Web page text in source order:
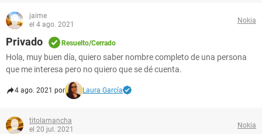
jaime
el 4 ago. 2021
Nokia
Privado Resuelto/Cerrado
Hola, muy buen día, quiero saber nombre completo de una persona
que me interesa pero no quiero que se dé cuenta.
4 ago. 2021 por Laura García
titolamancha
el 20 jul. 2021
Nokia